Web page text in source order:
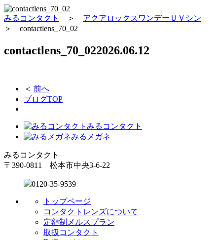
みるコンタクト ＞ アクアロックスワンデーＵＶシン
＞ contactlens_70_02
contactlens_70_022026.06.12
＜ 前へ
ブログTOP
みるコンタクト
みるメガネ
みるコンタクト
〒390-0811 松本市中央3-6-22
0120-35-9539
トップページ
コンタクトレンズについて
定額制メルスプラン
取扱コンタクト